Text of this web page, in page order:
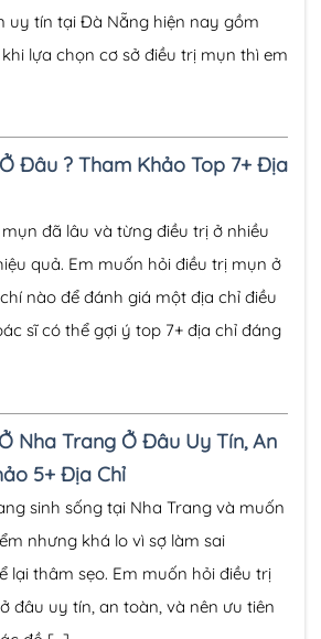
uy tín tại Đà Nẵng hiện nay gồm
lựa chọn cơ sở điều trị mụn thì em
Đâu ? Tham Khảo Top 7+ Địa
đã lâu và từng điều trị ở nhiều
quả. Em muốn hỏi điều trị mụn ở
nào để đánh giá một địa chỉ điều
sĩ có thể gợi ý top 7+ địa chỉ đáng
Nha Trang Ở Đâu Uy Tín, An
5+ Địa Chỉ
sinh sống tại Nha Trang và muốn
nhưng khá lo vì sợ làm sai
lại thâm sẹo. Em muốn hỏi điều trị
đâu uy tín, an toàn, và nên ưu tiên